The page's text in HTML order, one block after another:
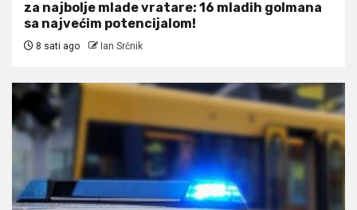
za najbolje mlade vratare: 16 mladih golmana
sa najvećim potencijalom!
8 sati ago Ian Srčnik